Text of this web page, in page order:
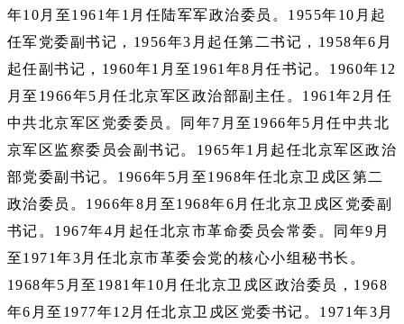
年10月至1961年1月任陆军军政治委员。1955年10月起
任军党委副书记，1956年3月起任第二书记，1958年6月
起任副书记，1960年1月至1961年8月任书记。1960年12
月至1966年5月任北京军区政治部副主任。1961年2月任
中共北京军区党委委员。同年7月至1966年5月任中共北
京军区监察委员会副书记。1965年1月起任北京军区政治
部党委副书记。1966年5月至1968年任北京卫戍区第二
政治委员。1966年8月至1968年6月任北京卫戍区党委副
书记。1967年4月起任北京市革命委员会常委。同年9月
至1971年3月任北京市革委会党的核心小组秘书长。
1968年5月至1981年10月任北京卫戍区政治委员，1968
年6月至1977年12月任北京卫戍区党委书记。1971年3月